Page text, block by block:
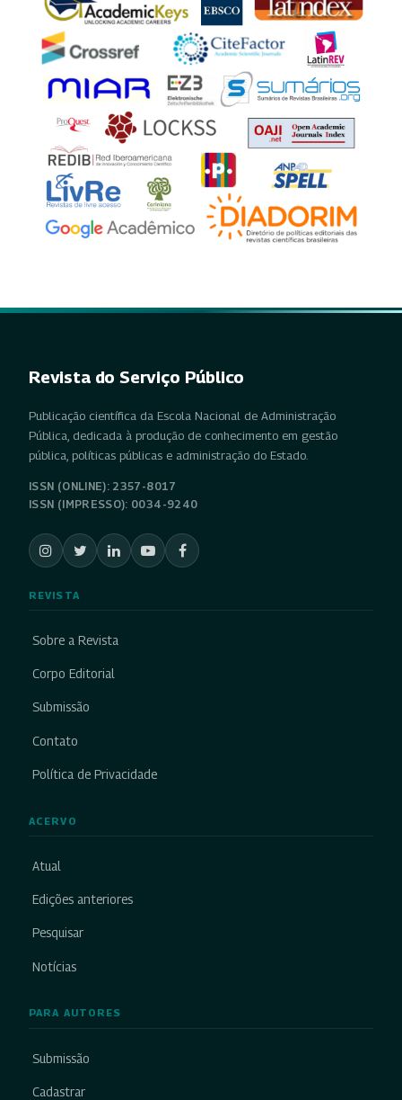
Revista do Serviço Público
Publicação científica da Escola Nacional de Administração
Pública, dedicada à produção de conhecimento em gestão
pública, políticas públicas e administração do Estado.
ISSN (ONLINE): 2357-8017
ISSN (IMPRESSO): 0034-9240
REVISTA
Sobre a Revista
Corpo Editorial
Submissão
Contato
Política de Privacidade
ACERVO
Atual
Edições anteriores
Pesquisar
Notícias
PARA AUTORES
Submissão
Cadastrar